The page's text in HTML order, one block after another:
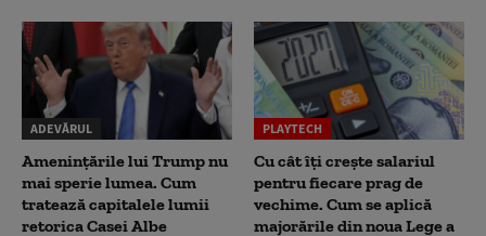
ADEVĂRUL
Amenințările lui Trump nu
mai sperie lumea. Cum
tratează capitalele lumii
retorica Casei Albe
PLAYTECH
Cu cât îți crește salariul
pentru fiecare prag de
vechime. Cum se aplică
majorările din noua Lege a